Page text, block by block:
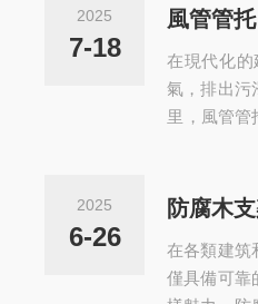
種設計使得
的牢固連接
2025
7-18
風管管
在現代化
氣，排出污
里，風管管
管托、弧形
風系統中，
2025
6-26
防腐木
在各類建筑
僅具備可靠